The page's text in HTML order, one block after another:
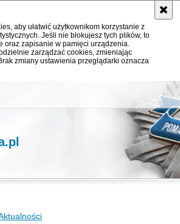
aby ułatwić użytkownikom korzystanie z
Jeśli nie blokujesz tych plików, to
oraz zapisanie w pamięci urządzenia.
zarządzać cookies, zmieniając
zmiany ustawienia przeglądarki oznacza